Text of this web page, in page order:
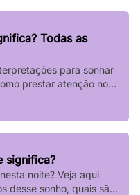
hoje? Basta verificar
Todas as
para sonhar
prestar atenção no
significa?
noite? Veja aqui
desse sonho, quais são